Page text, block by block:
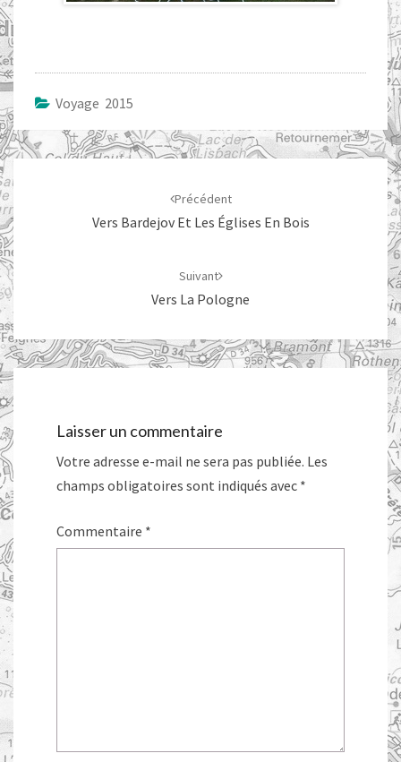
Voyage 2015
d'article
Précédent
Vers Bardejov Et Les Églises En Bois
Suivant
Vers La Pologne
Laisser un commentaire
Votre adresse e-mail ne sera pas publiée. Les
champs obligatoires sont indiqués avec *
Commentaire *